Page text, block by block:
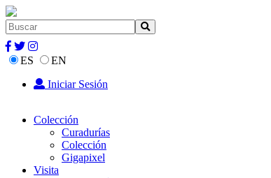
ES
EN
Iniciar Sesión
Colección
Curadurías
Colección
Gigapixel
Visita